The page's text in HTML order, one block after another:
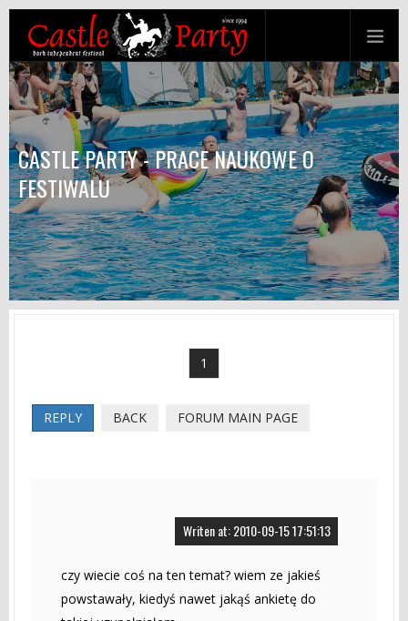
CASTLE PARTY - PRACE NAUKOWE O
FESTIWALU
1
REPLY BACK FORUM MAIN PAGE
Writen at: 2010-09-15 17:51:13
czy wiecie coś na ten temat? wiem ze jakieś
powstawały, kiedyś nawet jakąś ankietę do